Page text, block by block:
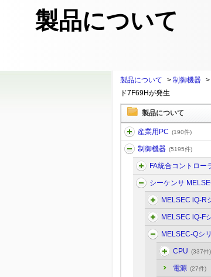
製品について
製品について > 制御機器 >
ド7F69Hが発生
製品について
産業用PC (190件)
制御機器 (5195件)
FA統合コントロー
シーケンサ
MELSEC iQ-R
MELSEC iQ-F
MELSEC-Qシ
CPU (337件)
電源 (27件)